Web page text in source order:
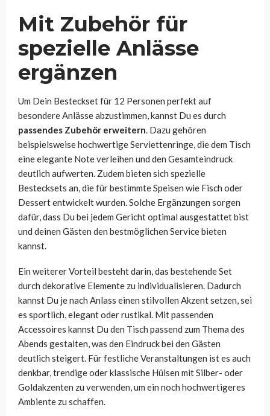
Mit Zubehör für
spezielle Anlässe
ergänzen
Um Dein Besteckset für 12 Personen perfekt auf
besondere Anlässe abzustimmen, kannst Du es durch
passendes Zubehör erweitern . Dazu gehören
beispielsweise hochwertige Serviettenringe, die dem Tisch
eine elegante Note verleihen und den Gesamteindruck
deutlich aufwerten. Zudem bieten sich spezielle
Bestecksets an, die für bestimmte Speisen wie Fisch oder
Dessert entwickelt wurden. Solche Ergänzungen sorgen
dafür, dass Du bei jedem Gericht optimal ausgestattet bist
und deinen Gästen den bestmöglichen Service bieten
kannst.
Ein weiterer Vorteil besteht darin, das bestehende Set
durch dekorative Elemente zu individualisieren. Dadurch
kannst Du je nach Anlass einen stilvollen Akzent setzen, sei
es sportlich, elegant oder rustikal. Mit passenden
Accessoires kannst Du den Tisch passend zum Thema des
Abends gestalten, was den Eindruck bei den Gästen
deutlich steigert. Für festliche Veranstaltungen ist es auch
denkbar, trendige oder klassische Hülsen mit Silber- oder
Goldakzenten zu verwenden, um ein noch hochwertigeres
Ambiente zu schaffen.